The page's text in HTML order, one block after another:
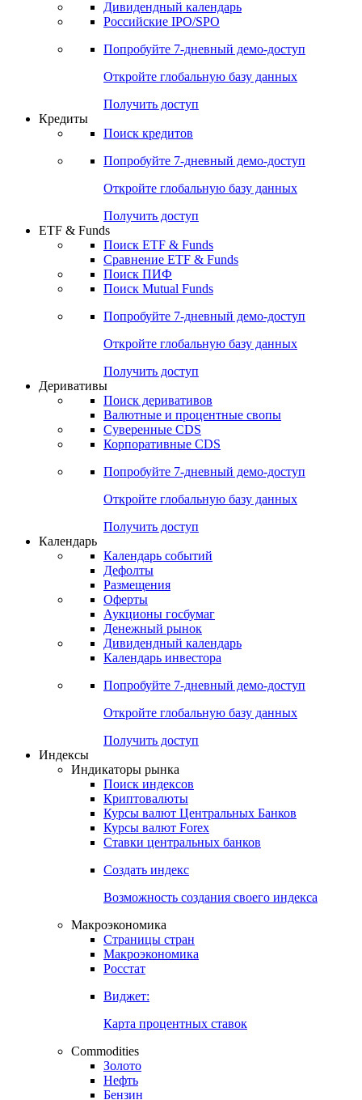
Получить доступ
Поиск акций
Российские IPO/SPO
Попробуйте7-дневный
Откройте глобальную базу данных
Получить доступ
Поиск кредитов
Попробуйте7-дневный
Откройте глобальную базу данных
Получить доступ
ETF & Funds
Сравнение ETF & Funds
Поиск Mutual Funds
Попробуйте7-дневный
Откройте глобальную базу данных
Получить доступ
Деривативы
Валютные и процентные свопы
Корпоративные CDS
Попробуйте7-дневный
Откройте глобальную базу данных
Получить доступ
Календарь
Календарь событий
Дефолты
Размещения
Оферты
Денежный рынок
Календарь инвестора
Попробуйте7-дневный
Откройте глобальную базу данных
Получить доступ
Индикаторы рынка
Поиск индексов
Курсы валют Центральных Банков
Ставки центральных банков
Создать индекс
Возможность создания своего индекса
Страницы стран
Росстат
Виджет:
Карта процентных ставок